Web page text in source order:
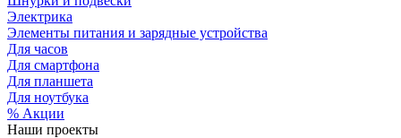
Электрика
Элементы питания и зарядные устройства
Для часов
Для смартфона
Для планшета
Для ноутбука
% Акции
Наши проекты